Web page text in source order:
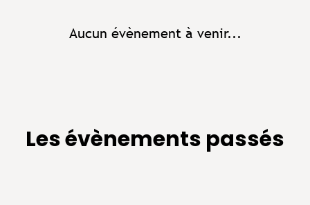
Aucun évènement à venir...
Les évènements passés